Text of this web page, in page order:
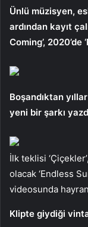
Ünlü müzisyen,
ardından kayıt
Coming’,
Boşandıktan
yeni bir şarkı
İlk teklisi
olacak ‘Endless
videosunda
Klipte giydiği